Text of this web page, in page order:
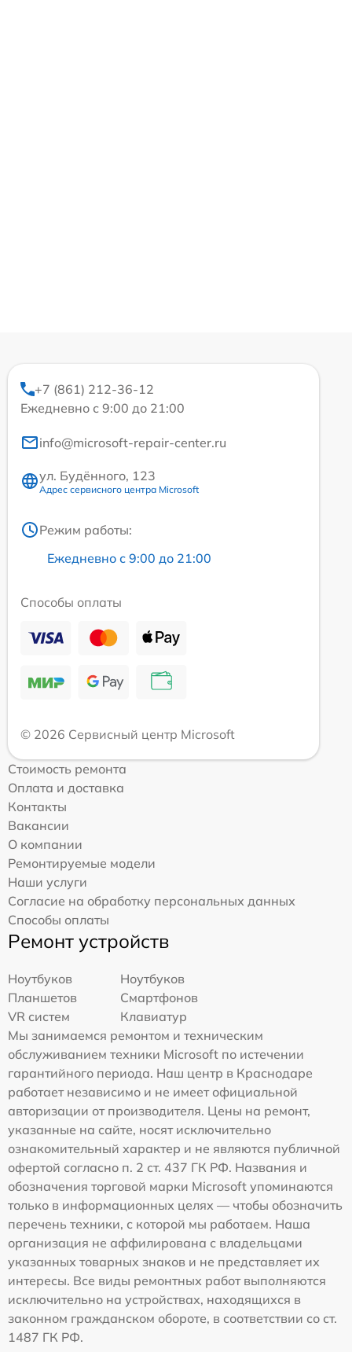
+7 (861) 212-36-12
Ежедневно с 9:00 до 21:00
info@microsoft-repair-center.ru
ул. Будённого, 123
Адрес сервисного центра Microsoft
Режим работы:
Ежедневно с 9:00 до 21:00
Способы оплаты
© 2026 Сервисный центр Microsoft
Стоимость ремонта
Оплата и доставка
Контакты
Вакансии
О компании
Ремонтируемые модели
Наши услуги
Согласие на обработку персональных данных
Способы оплаты
Ремонт устройств
Ноутбуков
Ноутбуков
Планшетов
Смартфонов
VR систем
Клавиатур
Мы занимаемся ремонтом и техническим
обслуживанием техники Microsoft по истечении
гарантийного периода. Наш центр в Краснодаре
работает независимо и не имеет официальной
авторизации от производителя. Цены на ремонт,
указанные на сайте, носят исключительно
ознакомительный характер и не являются публичной
офертой согласно п. 2 ст. 437 ГК РФ. Названия и
обозначения торговой марки Microsoft упоминаются
только в информационных целях — чтобы обозначить
перечень техники, с которой мы работаем. Наша
организация не аффилирована с владельцами
указанных товарных знаков и не представляет их
интересы. Все виды ремонтных работ выполняются
исключительно на устройствах, находящихся в
законном гражданском обороте, в соответствии со ст.
1487 ГК РФ.